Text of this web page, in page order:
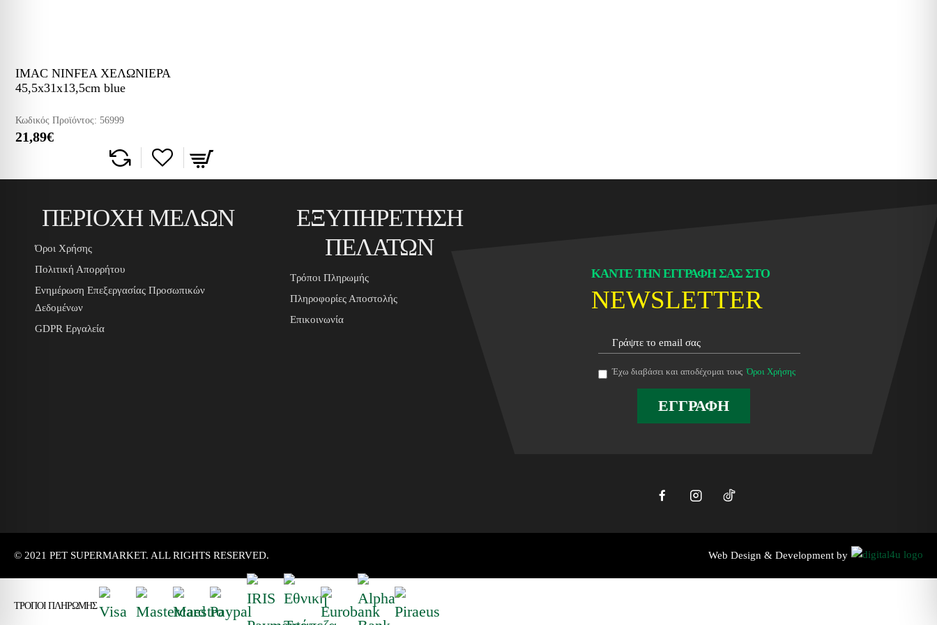
Κωδικός Προϊόντος: 56999
IMAC NINFEA ΧΕΛΩΝΙΕΡΑ
45,5x31x13,5cm blue
21,89€
ΠΕΡΙΟΧΗ ΜΕΛΩΝ
Όροι Χρήσης
Πολιτική Απορρήτου
Ενημέρωση Επεξεργασίας Προσωπικών
Δεδομένων
GDPR Εργαλεία
ΕΞΥΠΗΡΕΤΗΣΗ
ΠΕΛΑΤΩΝ
Τρόποι Πληρωμής
Πληροφορίες Αποστολής
Επικοινωνία
ΚΑΝΤΕ ΤΗΝ ΕΓΓΡΑΦΗ ΣΑΣ ΣΤΟ
NEWSLETTER
ΕΓΓΡΑΦΗ
Έχω διαβάσει και αποδέχομαι τους Όροι Χρήσης
© 2021 PET SUPERMARKET. ALL RIGHTS RESERVED. Web Design & Development by
ΤΡΟΠΟΙ ΠΛΗΡΩΜΗΣ